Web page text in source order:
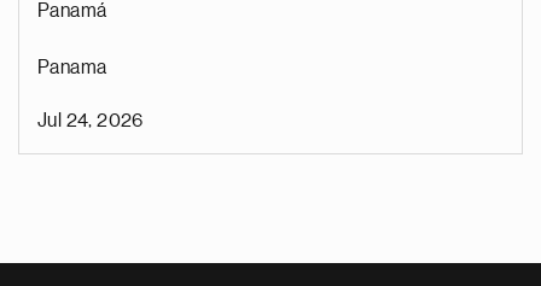
Panamá
Panama
Jul 24, 2026